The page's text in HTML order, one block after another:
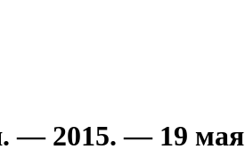
— 2015. — 19 мая